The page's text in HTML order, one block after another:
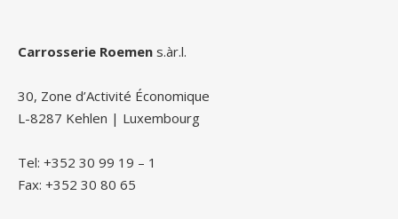
Carrosserie Roemen s.àr.l.
30, Zone d’Activité Économique
L-8287 Kehlen | Luxembourg
Tel: +352 30 99 19 – 1
Fax: +352 30 80 65